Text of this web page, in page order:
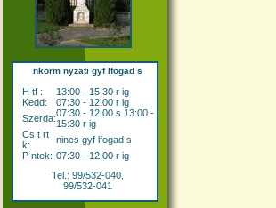
nkorm nyzati gyf lfogad s
H tf :
13:00 - 15:30 r ig
Kedd:
07:30 - 12:00 r ig
Szerda:07:30 - 12:00 s 13:00 -
15:30 r ig
Cs t rt
k:
nincs gyf lfogad s
P ntek: 07:30 - 12:00 r ig
Tel.: 99/532-040,
99/532-041